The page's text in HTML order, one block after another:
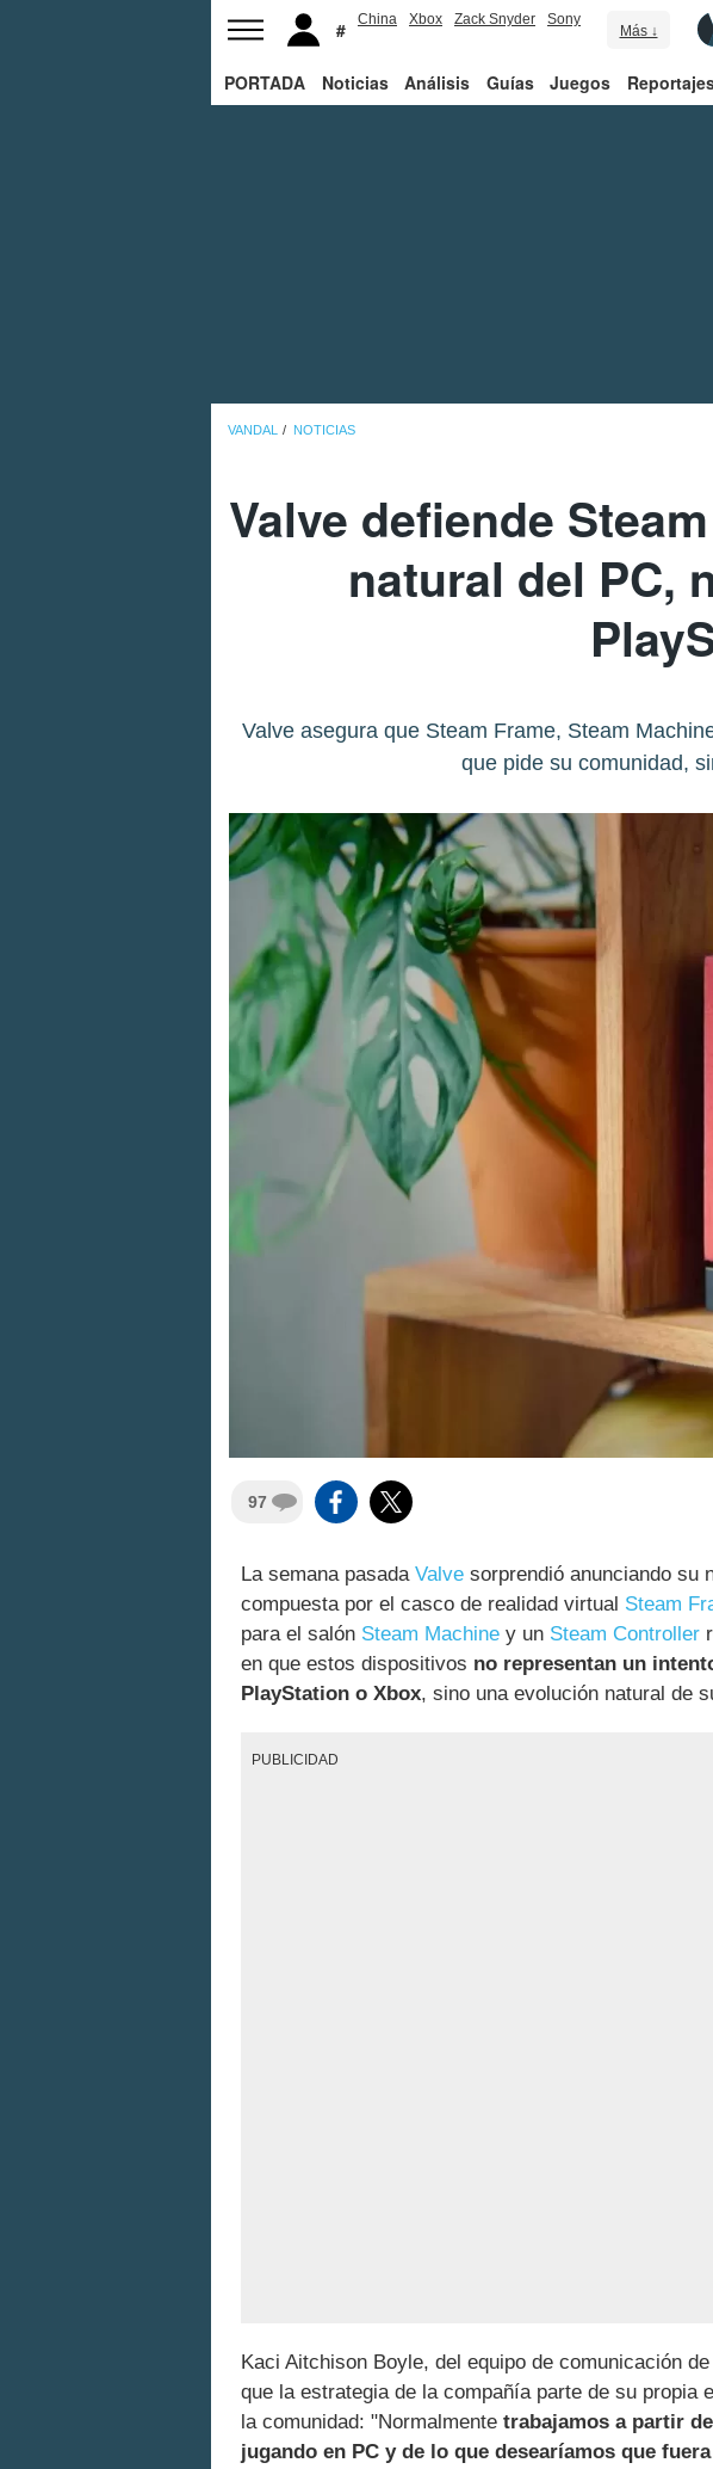
China Xbox Zack Snyder Sony
Más ↓
PORTADA Noticias Análisis Guías Juegos
VANDAL NOTICIAS
Valve defiende
natural del PC,
Valve asegura que Steam Frame, Steam
que pide su comunidad,
97
La semana pasada Valve sorprendió anunciando su
compuesta por el casco de realidad virtual Steam
para el salón Steam Machine y un Steam Controller
en que estos dispositivos no representan un
PlayStation o Xbox, sino una evolución natural de
PUBLICIDAD
Kaci Aitchison Boyle, del equipo de comunicación
que la estrategia de la compañía parte de su propia
la comunidad: "Normalmente trabajamos a partir
jugando en PC y de lo que desearíamos que